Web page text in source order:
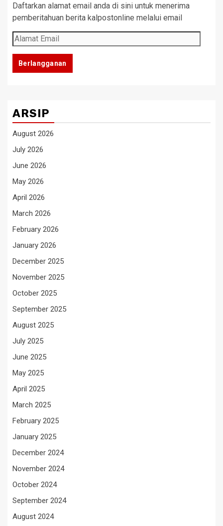
Daftarkan alamat email anda di sini untuk menerima
pemberitahuan berita kalpostonline melalui email
Alamat
Email
Berlangganan
ARSIP
August 2026
July 2026
June 2026
May 2026
April 2026
March 2026
February 2026
January 2026
December 2025
November 2025
October 2025
September 2025
August 2025
July 2025
June 2025
May 2025
April 2025
March 2025
February 2025
January 2025
December 2024
November 2024
October 2024
September 2024
August 2024